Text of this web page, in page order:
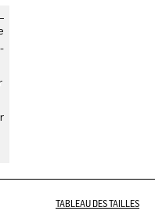
TABLEAU DES TAILLES